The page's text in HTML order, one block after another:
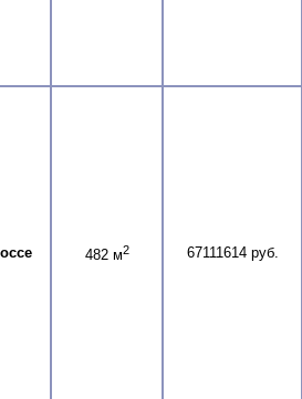
482 м2 67111614 руб.